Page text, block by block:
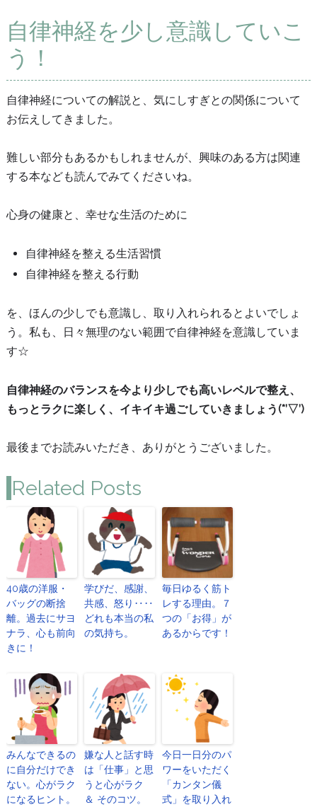
自律神経を少し意識していこ
う！
自律神経についての解説と、気にしすぎとの関係について
お伝えしてきました。
難しい部分もあるかもしれませんが、興味のある方は関連
する本なども読んでみてくださいね。
心身の健康と、幸せな生活のために
自律神経を整える生活習慣
自律神経を整える行動
を、ほんの少しでも意識し、取り入れられるとよいでしょ
う。私も、日々無理のない範囲で自律神経を意識していま
す☆
自律神経のバランスを今より少しでも高いレベルで整え、
もっとラクに楽しく、イキイキ過ごしていきましょう(*’▽’)
最後までお読みいただき、ありがとうございました。
Related Posts
40歳の洋服・
バッグの断捨
離。過去にサヨ
ナラ、心も前向
きに！
学びだ、感謝、
共感、怒り‥‥
どれも本当の私
の気持ち。
毎日ゆるく筋ト
レする理由。７
つの「お得」が
あるからです！
みんなできるの
に自分だけでき
ない。心がラク
になるヒント。
嫌な人と話す時
は「仕事」と思
うと心がラク
＆ そのコツ。
今日一日分のパ
ワーをいただく
「カンタン儀
式」を取り入れ